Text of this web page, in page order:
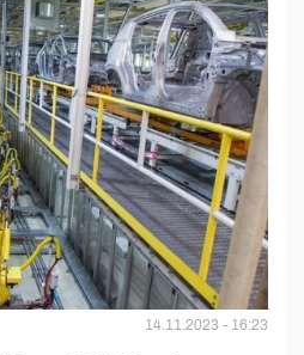
14.11.2023 - 16:23